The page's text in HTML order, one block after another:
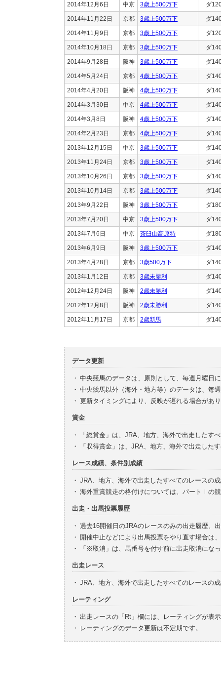
2014年12月6日 中京 3歳上500万下 ダ
2014年11月22日 京都 3歳上500万下 ダ
2014年11月9日 京都 3歳上500万下 ダ
2014年10月18日 京都 3歳上500万下 ダ
2014年9月28日 阪神 3歳上500万下 ダ
2014年5月24日 京都 4歳上500万下 ダ
2014年4月20日 阪神 4歳上500万下 ダ
2014年3月30日 中京 4歳上500万下 ダ
2014年3月8日 阪神 4歳上500万下 ダ
2014年2月23日 京都 4歳上500万下 ダ
2013年12月15日 中京 3歳上500万下 ダ
2013年11月24日 京都 3歳上500万下 ダ
2013年10月26日 京都 3歳上500万下 ダ
2013年10月14日 京都 3歳上500万下 ダ
2013年9月22日 阪神 3歳上500万下 ダ
2013年7月20日 中京 3歳上500万下 ダ
2013年7月6日 中京 茶臼山高原特 ダ
2013年6月9日 阪神 3歳上500万下 ダ
2013年4月28日 京都 3歳500万下 ダ
2013年1月12日 京都 3歳未勝利 ダ
2012年12月24日 阪神 2歳未勝利 ダ
2012年12月8日 阪神 2歳未勝利 ダ
2012年11月17日 京都 2歳新馬 ダ
データ更新
・ 中央競馬のデータは、原則として、毎週月曜日
・ 中央競馬以外（海外・地方等）のデータは、毎
・ 更新タイミングにより、反映が遅れる場合があ
賞金
・
「総賞金」は、JRA、地方、海外で出走したす
・
「収得賞金」は、JRA、地方、海外で出走した
レース成績、条件別成績
・ JRA、地方、海外で出走したすべてのレースの
・ 海外重賞競走の格付けについては、パートⅠの
出走・出馬投票履歴
・ 過去16開催日のJRAのレースのみの出走履歴、
・ 開催中止などにより出馬投票をやり直す場合は
・
「※取消」は、馬番号を付す前に出走取消にな
出走レース
・ JRA、地方、海外で出走したすべてのレースの
レーティング
・ 出走レースの「Rt」欄には、レーティングが表
・
レーティングのデータ更新は不定期です。